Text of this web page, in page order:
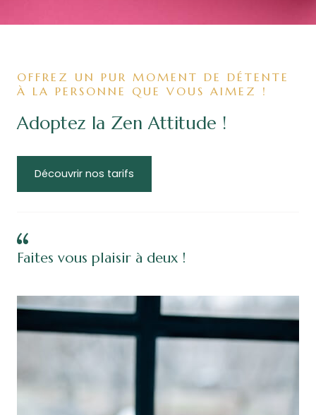
OFFREZ UN PUR MOMENT DE DÉTENTE
À LA PERSONNE QUE VOUS AIMEZ !
Adoptez la Zen Attitude !
Découvrir nos tarifs
Faites vous plaisir à deux !